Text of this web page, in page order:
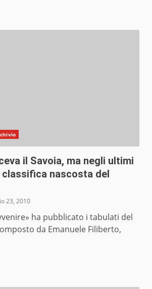
il Savoia, ma negli ultimi
nascosta del
23, 2010
ha pubblicato i tabulati del
da Emanuele Filiberto,